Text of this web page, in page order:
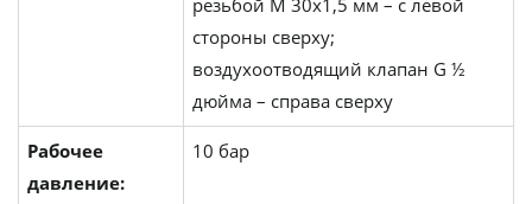
резьбой M 30x1,5 мм – с левой
стороны сверху;
воздухоотводящий клапан G ½
дюйма – справа сверху
Рабочее
давление:
10 бар